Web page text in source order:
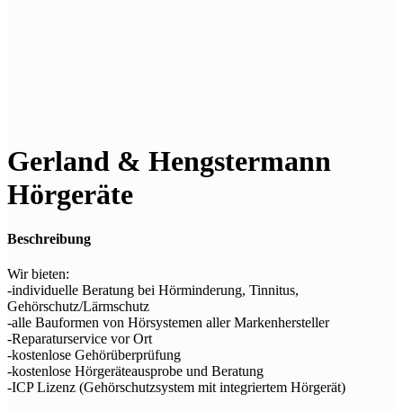
Gerland & Hengstermann
Hörgeräte
Beschreibung
Wir bieten:
-individuelle Beratung bei Hörminderung, Tinnitus,
Gehörschutz/Lärmschutz
-alle Bauformen von Hörsystemen aller Markenhersteller
-Reparaturservice vor Ort
-kostenlose Gehörüberprüfung
-kostenlose Hörgeräteausprobe und Beratung
-ICP Lizenz (Gehörschutzsystem mit integriertem Hörgerät)